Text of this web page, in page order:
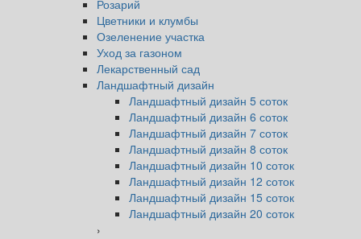
Розарий
Цветники и клумбы
Озеленение участка
Уход за газоном
Лекарственный сад
Ландшафтный дизайн
Ландшафтный дизайн 5 соток
Ландшафтный дизайн 6 соток
Ландшафтный дизайн 7 соток
Ландшафтный дизайн 8 соток
Ландшафтный дизайн 10 соток
Ландшафтный дизайн 12 соток
Ландшафтный дизайн 15 соток
Ландшафтный дизайн 20 соток
›